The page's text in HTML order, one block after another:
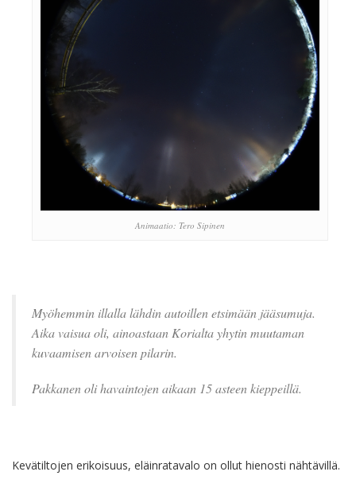
Animaatio: Tero Sipinen
Myöhemmin illalla lähdin autoillen etsimään jääsumuja.
Aika vaisua oli, ainoastaan Korialta yhytin muutaman
kuvaamisen arvoisen pilarin.
Pakkanen oli havaintojen aikaan 15 asteen kieppeillä.
Kevätiltojen erikoisuus, eläinratavalo on ollut hienosti nähtävillä.